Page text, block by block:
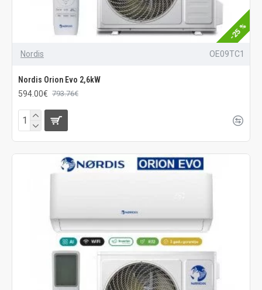
-25 %
Nordis OE09TC1
Nordis Orion Evo 2,6kW
594.00€ 793.76€